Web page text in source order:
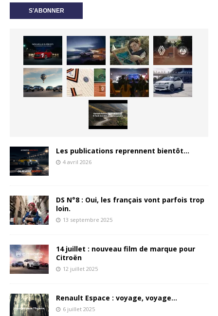
Les publications reprennent bientôt…
4 avril 2026
DS N°8 : Oui, les français vont parfois trop
loin.
13 septembre 2025
14 juillet : nouveau film de marque pour
Citroën
12 juillet 2025
Renault Espace : voyage, voyage…
6 juillet 2025